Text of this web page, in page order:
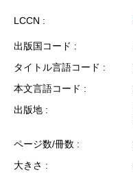
LCCN
出版国コード
タイトル言語コード
本文言語コード
出版地
ページ数/冊数
大きさ